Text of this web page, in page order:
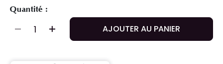
Quantité :
AJOUTER AU PANIER